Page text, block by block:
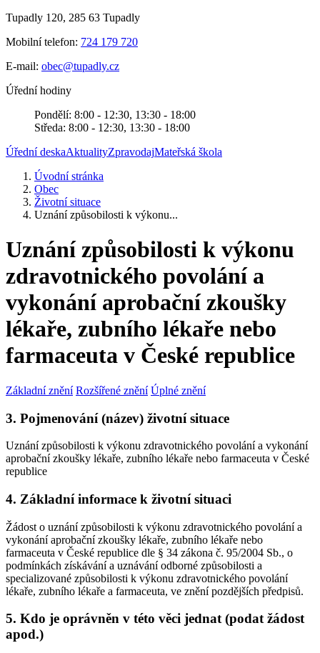
Tupadly 120, 285 63 Tupadly
Mobilní telefon: 724 179 720
E-mail: obec@tupadly.cz
Úřední hodiny
Pondělí: 8:00 - 12:30, 13:30 - 18:00
Středa: 8:00 - 12:30, 13:30 - 18:00
Úřední deskaAktualityZpravodajMateřská škola
Úvodní stránka
Obec
Životní situace
Uznání způsobilosti k výkonu...
Uznání způsobilosti k výkonu
zdravotnického povolání a
vykonání aprobační zkoušky
lékaře, zubního lékaře nebo
farmaceuta v České republice
Základní znění Rozšířené znění Úplné znění
3. Pojmenování (název) životní situace
Uznání způsobilosti k výkonu zdravotnického povolání a vykonání
aprobační zkoušky lékaře, zubního lékaře nebo farmaceuta v České
republice
4. Základní informace k životní situaci
Žádost o uznání způsobilosti k výkonu zdravotnického povolání a
vykonání aprobační zkoušky lékaře, zubního lékaře nebo
farmaceuta v České republice dle § 34 zákona č. 95/2004 Sb., o
podmínkách získávání a uznávání odborné způsobilosti a
specializované způsobilosti k výkonu zdravotnického povolání
lékaře, zubního lékaře a farmaceuta, ve znění pozdějších předpisů.
5. Kdo je oprávněn v této věci jednat (podat žádost
apod.)